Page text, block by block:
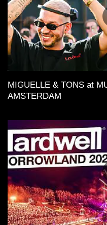
MIGUELLE & TONS at
AMSTERDAM